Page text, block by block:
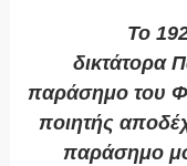
Το
δικτάτορα
παράσημο του
ποιητής
παράσημο